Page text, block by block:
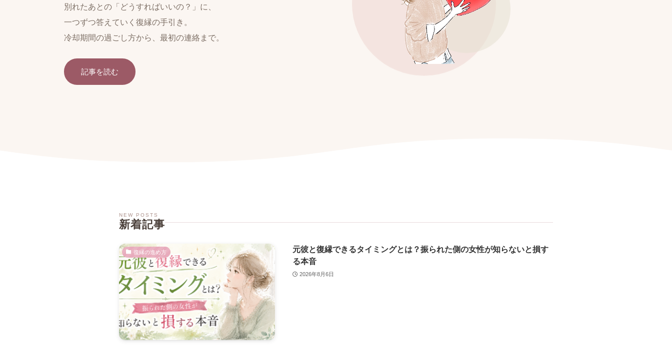
別れたあとの「どうすればいいの？」に、
一つずつ答えていく復縁の手引き。
冷却期間の過ごし方から、最初の連絡まで。
記事を読む
NEW POSTS
新着記事
復縁の進め方
元彼と復縁できるタイミングとは？振られた側の女性が知らないと損す
る本音
2026年8月6日